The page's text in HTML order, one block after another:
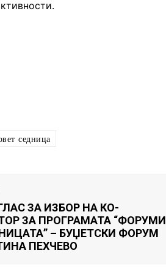
седница
ЗА ИЗБОР НА КО-
ЗА ПРОГРАМАТА “ФОРУМИ
– БУЏЕТСКИ ФОРУМ
ПЕХЧЕВО